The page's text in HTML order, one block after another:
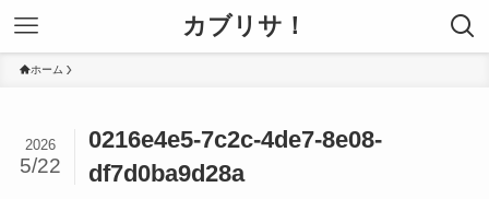
カブリサ！
ホーム
0216e4e5-7c2c-4de7-8e08-
df7d0ba9d28a
2026
5/22